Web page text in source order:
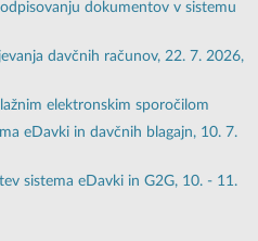
dokumentov v sistemu
davčnih računov, 22. 7. 2026,
elektronskim sporočilom
eDavki in davčnih blagajn, 10. 7.
sistema eDavki in G2G, 10. - 11.